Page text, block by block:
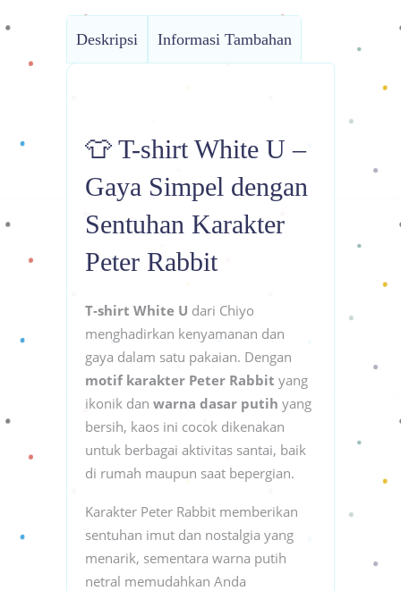
Deskripsi Informasi Tambahan
👕 T-shirt White U –
Gaya Simpel dengan
Sentuhan Karakter
Peter Rabbit
T-shirt White U dari Chiyo
menghadirkan kenyamanan dan
gaya dalam satu pakaian. Dengan
motif karakter Peter Rabbit yang
ikonik dan warna dasar putih yang
bersih, kaos ini cocok dikenakan
untuk berbagai aktivitas santai, baik
di rumah maupun saat bepergian.
Karakter Peter Rabbit memberikan
sentuhan imut dan nostalgia yang
menarik, sementara warna putih
netral memudahkan Anda